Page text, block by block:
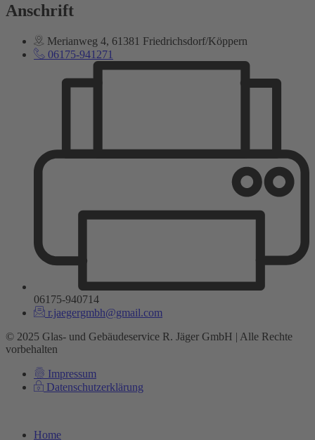
Anschrift
Merianweg 4, 61381 Friedrichsdorf/Köppern
06175-941271
06175-940714
r.jaegergmbh@gmail.com
© 2025 Glas- und Gebäudeservice R. Jäger GmbH | Alle Rechte
vorbehalten
Impressum
Datenschutz­erklärung
Home